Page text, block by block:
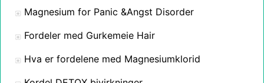
Magnesium for Panic &Angst Disorder
Fordeler med Gurkemeie Hair
Hva er fordelene med Magnesiumklorid